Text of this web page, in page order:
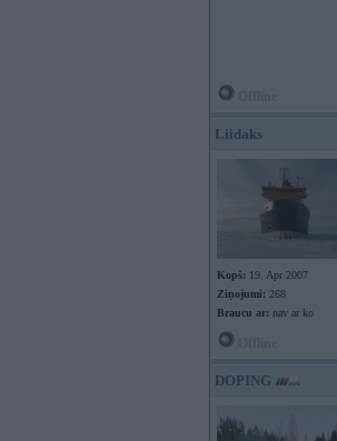
Liidaks
Kopš: 19. Apr 2007
Ziņojumi: 268
Braucu ar: nav ar ko
DOPING